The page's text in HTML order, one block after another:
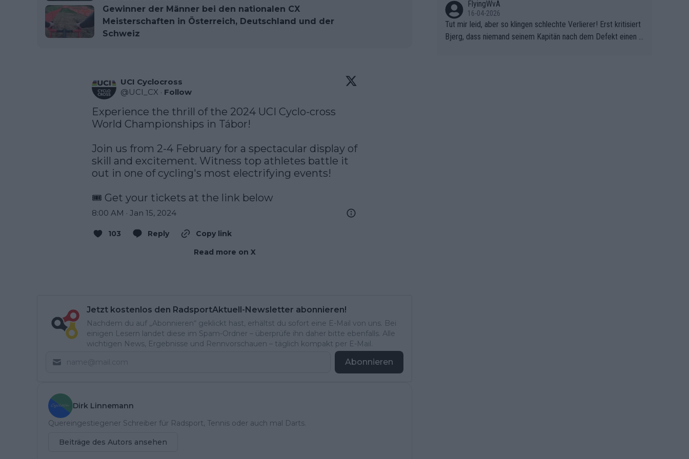
Gewinner der Männer bei den nationalen CX
Meisterschaften in Österreich, Deutschland und der
Schweiz
UCI Cyclocross
@UCI_CX · Follow
Experience the thrill of the 2024 UCI Cyclo-cross
World Championships in Tábor!
Join us from 2-4 February for a spectacular display of
skill and excitement. Witness top athletes battle it
out in one of cycling's most electrifying events!
🎟️ Get your tickets at the link below
8:00 AM · Jan 15, 2024
103 Reply
Copy link
Read more on X
Jetzt kostenlos den RadsportAktuell-Newsletter abonnieren!
Nachdem du auf „Abonnieren“ geklickt hast, erhältst du sofort eine E-Mail von uns. Bei
einigen Lesern landet diese im Spam-Ordner – überprüfe ihn daher bitte ebenfalls. Alle
wichtigen News, Ergebnisse und Rennvorschauen – täglich kompakt per E-Mail.
Abonnieren
Dirk Linnemann
Quereingestiegener Schreiber für Radsport, Tennis oder auch mal Darts.
Beiträge des Autors ansehen
FlyingWvA
16-04-2026
Tut mir leid, aber so klingen schlechte Verlierer! Erst kritisiert
Bjerg, dass niemand seinem Kapitän nach dem Defekt einen r